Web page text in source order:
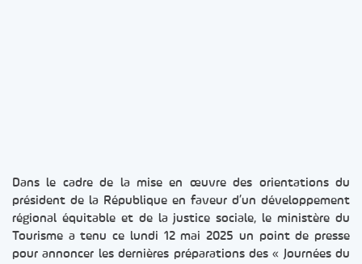
Dans le cadre de la mise en œuvre des orientations du
président de la République en faveur d’un développement
régional équitable et de la justice sociale, le ministère du
Tourisme a tenu ce lundi 12 mai 2025 un point de presse
pour annoncer les dernières préparations des « Journées du